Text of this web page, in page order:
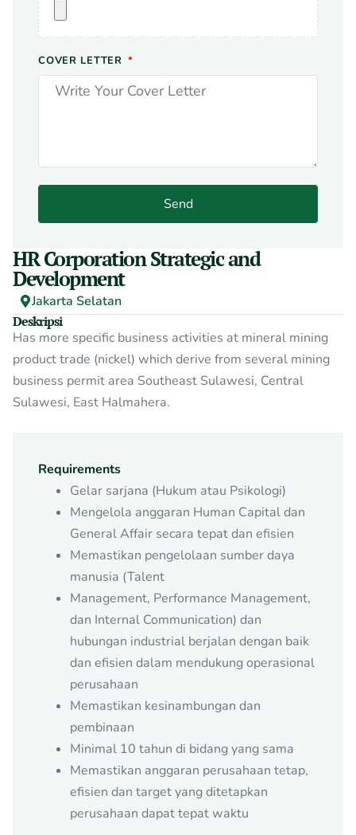
COVER LETTER
Send
HR Corporation Strategic and
Development
Jakarta Selatan
Deskripsi
Has more specific business activities at mineral mining
product trade (nickel) which derive from several mining
business permit area Southeast Sulawesi, Central
Sulawesi, East Halmahera.
Requirements
Gelar sarjana (Hukum atau Psikologi)
Mengelola anggaran Human Capital dan
General Affair secara tepat dan efisien
Memastikan pengelolaan sumber daya
manusia (Talent
Management, Performance Management,
dan Internal Communication) dan
hubungan industrial berjalan dengan baik
dan efisien dalam mendukung operasional
perusahaan
Memastikan kesinambungan dan
pembinaan
Minimal 10 tahun di bidang yang sama
Memastikan anggaran perusahaan tetap,
efisien dan target yang ditetapkan
perusahaan dapat tepat waktu